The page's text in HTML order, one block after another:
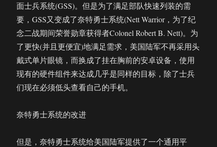
面士兵系统(GSS)。但是为了满足部队快速列装的需
要，GSS又变成了奈特勇士系统(Nett Warrior，为了纪
念二战期间荣誉勋章获得者Colonel Robert B. Nett)。为
了更快(并且更便宜)地满足需求，美国陆军不再采用头
戴式单片眼镜，而换成了挂在胸前的安卓设备，使用
现有的硬件组件来达成几乎是同样的目标，除了士兵
们现在必须低头查看自己的手机。
奈特勇士系统的改进
但是，奈特勇士系统给美国陆军提供了一个通用平